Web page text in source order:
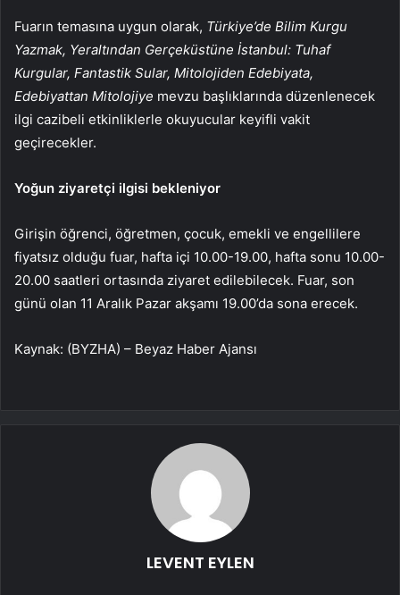
Fuarın temasına uygun olarak, Türkiye’de Bilim Kurgu
Yazmak, Yeraltından Gerçeküstüne İstanbul: Tuhaf
Kurgular, Fantastik Sular, Mitolojiden Edebiyata,
Edebiyattan Mitolojiye mevzu başlıklarında düzenlenecek
ilgi cazibeli etkinliklerle okuyucular keyifli vakit
geçirecekler.
Yoğun ziyaretçi ilgisi bekleniyor
Girişin öğrenci, öğretmen, çocuk, emekli ve engellilere
fiyatsız olduğu fuar, hafta içi 10.00-19.00, hafta sonu 10.00-
20.00 saatleri ortasında ziyaret edilebilecek. Fuar, son
günü olan 11 Aralık Pazar akşamı 19.00’da sona erecek.
Kaynak: (BYZHA) – Beyaz Haber Ajansı
LEVENT EYLEN